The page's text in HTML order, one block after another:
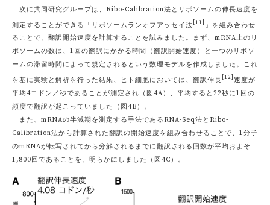
次に共同研究グループは、Ribo-Calibration法とリボソームの伸長速度を
測定することができる「リボソームランオフアッセイ法 [11]
」を組み合わせ
ることで、翻訳開始速度を計算することを試みました。まず、mRNA上のリ
ボソームの数は、1回の翻訳にかかる時間（翻訳開始速度）と一つのリボソ
ームの滞留時間によって規定されるという数理モデルを作成しました。これ
を基に実験と解析を行った結果、ヒト細胞においては、翻訳伸長 [12] 速度が
平均4コドン／秒であることが測定され（図4A）、平均すると22秒に1回の
頻度で翻訳が起こっていました（図4B）。
また、mRNAの半減期を測定する手法であるRNA-Seq法とRibo-
Calibration法から計算された翻訳の開始速度を組み合わせることで、1分子
のmRNAが転写されてから分解されるまでに翻訳される回数が平均およそ
1,800回であることを、明らかにしました（図4C）。